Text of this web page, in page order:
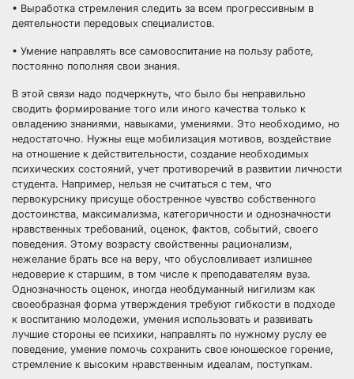
• Выработка стремления следить за всем прогрессивным в
деятельности передовых специалистов.
• Умение направлять все самовоспитание на пользу работе,
постоянно пополняя свои знания.
В этой связи надо подчеркнуть, что было бы неправильно
сводить формирование того или иного качества только к
овладению знаниями, навыками, умениями. Это необходимо, но
недостаточно. Нужны еще мобилизация мотивов, воздействие
на отношение к действительности, создание необходимых
психических состояний, учет противоречий в развитии личности
студента. Например, нельзя не считаться с тем, что
первокурснику присуще обостренное чувство собственного
достоинства, максимализма, категоричности и однозначности
нравственных требований, оценок, фактов, событий, своего
поведения. Этому возрасту свойственны рационализм,
нежелание брать все на веру, что обусловливает излишнее
недоверие к старшим, в том числе к преподавателям вуза.
Однозначность оценок, иногда необдуманный нигилизм как
своеобразная форма утверждения требуют гибкости в подходе
к воспитанию молодежи, умения использовать и развивать
лучшие стороны ее психики, направлять по нужному руслу ее
поведение, умение помочь сохранить свое юношеское горение,
стремление к высоким нравственным идеалам, поступкам.